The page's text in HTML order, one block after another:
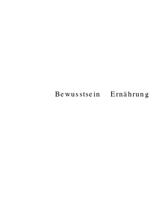
Bewusstsein Ernährung